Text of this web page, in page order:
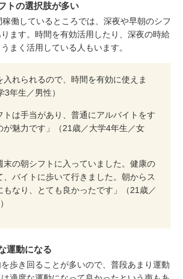
トの選択肢が多い
働しているところでは、深夜や早朝のシフ
ます。時間を有効活用したり、深夜の時給
まく活用している人もいます。
入れられるので、時間を有効に使えま
年生／男性）
トは手当があり、普通にアルバイトをす
が魅力です」（21歳／大学4年生／女
末の朝シフトに入っていました。健康の
、バイトに歩いて行きました。朝からス
もなり、とても良かったです」（21歳／
運動になる
歩き回ることが多いので、普段あまり運動